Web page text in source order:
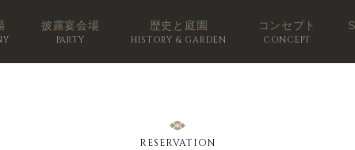
披露宴会場
PARTY
歴史と庭園
HISTORY & GARDEN
コンセプト
CONCEPT
RESERVATION